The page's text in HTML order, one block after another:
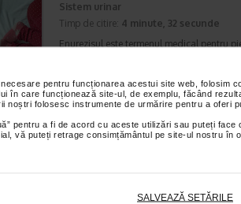
pentru funcționarea acestui site web, folosim
în care funcționează site-ul, de exemplu, făcând
noștri folosesc instrumente de urmărire pentru a oferi
pentru a fi de acord cu aceste utilizări sau puteți
vă puteți retrage consimțământul pe site-ul nostru în
SALVEAZĂ SETĂRILE
Sistem urinar
Timp de citire: 4 minute, 32 secunde
Enurezisul este termenul medical pentru
Senzatia de prea plin: cand